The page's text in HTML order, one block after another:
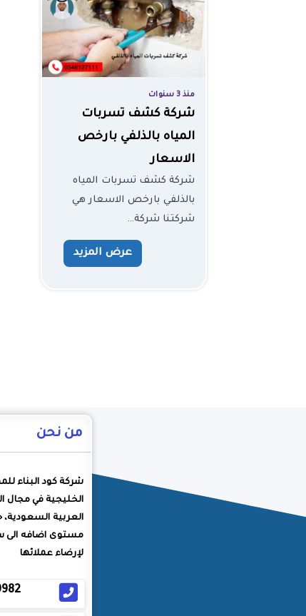
منذ 3 سنوات
شركة كشف تسربات
المياه بالذلفي بارخص
الاسعار
شركة كشف تسربات المياه
بالذلفي بارخص الاسعار هي
شركتنا شركة…
عرض المزيد
من نحن
شركة كود البناء
الخليجية في مجال
العربية
مستوى اضافه الى
لإرضاء عملائها